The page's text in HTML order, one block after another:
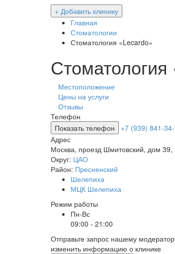
+ Добавить клинику
Главная
Стоматологии
Стоматология «Lecardo»
Стоматология
Местоположение
Цены на услуги
Отзывы
Телефон
Показать телефон
+7 (939) 841-
Адрес
Москва, проезд Шмитовский, дом
Округ: ЦАО
Район: Пресненский
Шелепиха
МЦК Шелепиха
Режим работы
Пн-Вс
09:00 - 21:00
Отправьте запрос нашему
изменить информацию о клинике